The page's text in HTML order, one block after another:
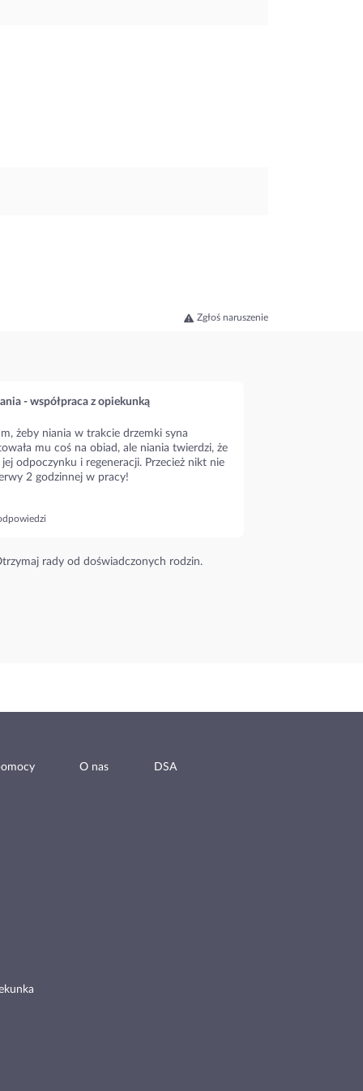
Zgłoś naruszenie
- współpraca z opiekunką
żeby niania w trakcie drzemki syna
mu coś na obiad, ale niania twierdzi, że
odpoczynku i regeneracji. Przecież nikt nie
2 godzinnej w pracy!
rady od doświadczonych rodzin.
O nas DSA